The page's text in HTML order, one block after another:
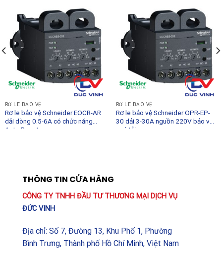
RƠ LE BẢO VỆ
Rơ le bảo vệ Schneider EOCR-AR
dải dòng 0.5-6A có chức năng
Auto Reset
RƠ LE BẢO VỆ
Rơ le bảo vệ Schneider OPR-EP-
30 dải 3-30A nguồn 220V bảo vệ
quá tải
THÔNG TIN CỬA HÀNG
CÔNG TY TNHH ĐẦU TƯ THƯƠNG MẠI DỊCH VỤ
ĐỨC VINH
Địa chỉ: Số 7, Đường 13, Khu Phố 1, Phường
Bình Trưng, Thành phố Hồ Chí Minh, Việt Nam